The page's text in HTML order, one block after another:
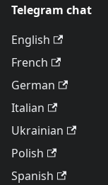
Telegram chat
English
French
German
Italian
Ukrainian
Polish
Spanish